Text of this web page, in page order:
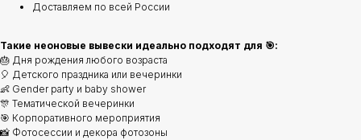
Доставляем по всей России
Такие неоновые вывески идеально подходят для 🎯:
🎂 Дня рождения любого возраста
🎈 Детского праздника или вечеринки
👶 Gender party и baby shower
🎊 Тематической вечеринки
🎯 Корпоративного мероприятия
📸 Фотосессии и декора фотозоны